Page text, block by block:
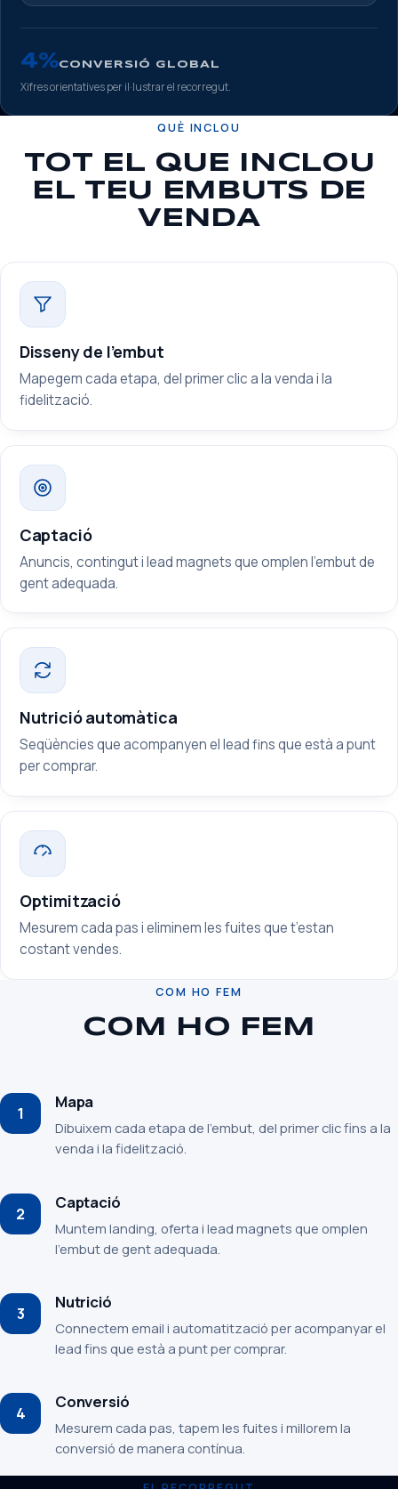
4%CONVERSIÓ GLOBAL
Xifres orientatives per il·lustrar el recorregut.
QUÈ INCLOU
TOT EL QUE INCLOU
EL TEU EMBUTS DE
VENDA
Disseny de l’embut
Mapegem cada etapa, del primer clic a la venda i la
fidelització.
Captació
Anuncis, contingut i lead magnets que omplen l’embut de
gent adequada.
Nutrició automàtica
Seqüències que acompanyen el lead fins que està a punt
per comprar.
Optimització
Mesurem cada pas i eliminem les fuites que t’estan
costant vendes.
COM HO FEM
COM HO FEM
1
Mapa
Dibuixem cada etapa de l’embut, del primer clic fins a la
venda i la fidelització.
2
Captació
Muntem landing, oferta i lead magnets que omplen
l’embut de gent adequada.
3
Nutrició
Connectem email i automatització per acompanyar el
lead fins que està a punt per comprar.
4
Conversió
Mesurem cada pas, tapem les fuites i millorem la
conversió de manera contínua.